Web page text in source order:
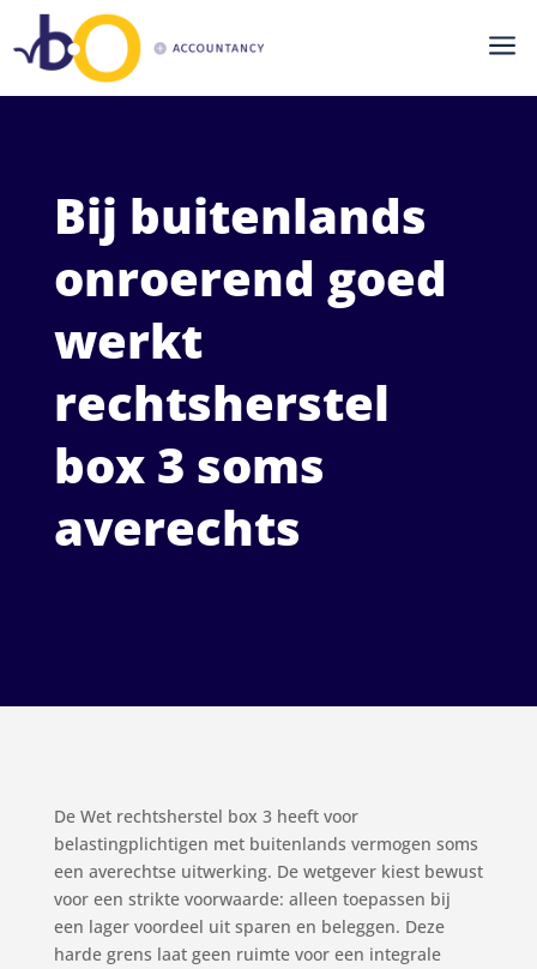
a
Bij buitenlands
onroerend goed
werkt
rechtsherstel
box 3 soms
averechts
De Wet rechtsherstel box 3 heeft voor
belastingplichtigen met buitenlands vermogen soms
een averechtse uitwerking. De wetgever kiest bewust
voor een strikte voorwaarde: alleen toepassen bij
een lager voordeel uit sparen en beleggen. Deze
harde grens laat geen ruimte voor een integrale